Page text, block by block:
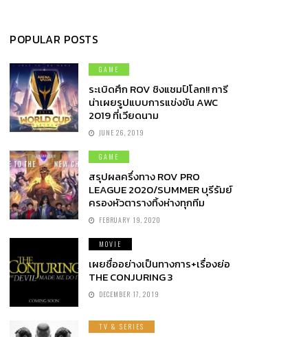
POPULAR POSTS
GAME
ระเบิดศึก ROV ชิงแชมป์โลก!! การี
น่าเผยรูปแบบการแข่งขัน AWC
2019 ที่เวียดนาม
JUNE 26, 2019
GAME
สรุปผลครึ่งทาง ROV PRO
LEAGUE 2020/SUMMER บุรีรัมย์
ครองหัวตารางทิ้งห่างทุกทีม
FEBRUARY 19, 2020
MOVIE
เผยชื่ออย่างเป็นทางการ+เรื่องย่อ
THE CONJURING 3
DECEMBER 17, 2019
TV & SERIES